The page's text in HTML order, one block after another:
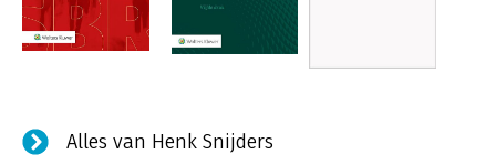
Alles van Henk Snijders